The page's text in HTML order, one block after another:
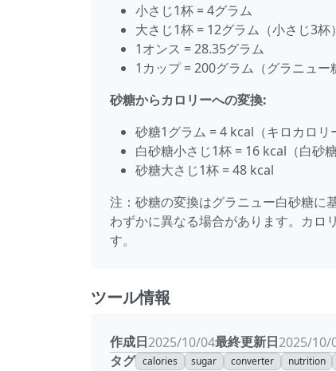
小さじ1杯 = 4グラム
大さじ1杯 = 12グラム（小さじ3杯）
1オンス = 28.35グラム
1カップ = 200グラム（グラニュー
砂糖からカロリーへの変換:
砂糖1グラム = 4 kcal（キロカロリ
白砂糖小さじ1杯 = 16 kcal（白砂
砂糖大さじ1杯 = 48 kcal
注：砂糖の変換はグラニュー白砂糖に
わずかに異なる場合があります。カロ
す。
ツール情報
作成日2025/10/04最終更新日2025/10/
タグ calories sugar converter nutrition